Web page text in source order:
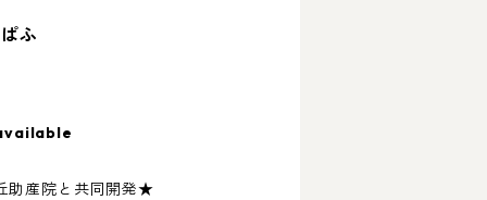
ふ
助産院と共同開発★